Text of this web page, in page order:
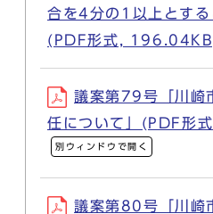
合を4分の1以上とする
(PDF形式,
議案第79号「川崎
任について」(PDF形
別ウィンドウで開く
議案第80号「川崎